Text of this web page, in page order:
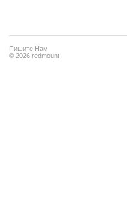
Пишите Нам
© 2026 redmount